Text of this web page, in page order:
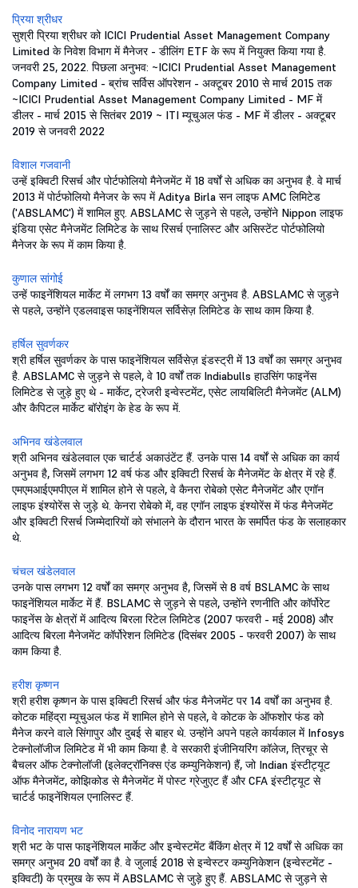
प्रिया श्रीधर
सुश्री प्रिया श्रीधर को ICICI Prudential Asset Management Company
Limited के निवेश विभाग में मैनेजर - डीलिंग ETF के रूप में नियुक्त किया गया है.
जनवरी 25, 2022. पिछला अनुभव: ~ICICI Prudential Asset Management
Company Limited - ब्रांच सर्विस ऑपरेशन - अक्टूबर 2010 से मार्च 2015 तक
~ICICI Prudential Asset Management Company Limited - MF में
डीलर - मार्च 2015 से सितंबर 2019 ~ ITI म्यूचुअल फंड - MF में डीलर - अक्टूबर
2019 से जनवरी 2022
विशाल गजवानी
उन्हें इक्विटी रिसर्च और पोर्टफोलियो मैनेजमेंट में 18 वर्षों से अधिक का अनुभव है. वे मार्च
2013 में पोर्टफोलियो मैनेजर के रूप में Aditya Birla सन लाइफ AMC लिमिटेड
('ABSLAMC') में शामिल हुए. ABSLAMC से जुड़ने से पहले, उन्होंने Nippon लाइफ
इंडिया एसेट मैनेजमेंट लिमिटेड के साथ रिसर्च एनालिस्ट और असिस्टेंट पोर्टफोलियो
मैनेजर के रूप में काम किया है.
कुणाल सांगोई
उन्हें फाइनेंशियल मार्केट में लगभग 13 वर्षों का समग्र अनुभव है. ABSLAMC से जुड़ने
से पहले, उन्होंने एडलवाइस फाइनेंशियल सर्विसेज़ लिमिटेड के साथ काम किया है.
हर्षिल सुवर्णकर
श्री हर्षिल सुवर्णकर के पास फाइनेंशियल सर्विसेज़ इंडस्ट्री में 13 वर्षों का समग्र अनुभव
है. ABSLAMC से जुड़ने से पहले, वे 10 वर्षों तक Indiabulls हाउसिंग फाइनेंस
लिमिटेड से जुड़े हुए थे - मार्केट, ट्रेजरी इन्वेस्टमेंट, एसेट लायबिलिटी मैनेजमेंट (ALM)
और कैपिटल मार्केट बॉरोइंग के हेड के रूप में.
अभिनव खंडेलवाल
श्री अभिनव खंडेलवाल एक चार्टर्ड अकाउंटेंट हैं. उनके पास 14 वर्षों से अधिक का कार्य
अनुभव है, जिसमें लगभग 12 वर्ष फंड और इक्विटी रिसर्च के मैनेजमेंट के क्षेत्र में रहे हैं.
एमएमआईएमपीएल में शामिल होने से पहले, वे कैनरा रोबेको एसेट मैनेजमेंट और एगॉन
लाइफ इंश्योरेंस से जुड़े थे. केनरा रोबेको में, वह एगॉन लाइफ इंश्योरेंस में फंड मैनेजमेंट
और इक्विटी रिसर्च जिम्मेदारियों को संभालने के दौरान भारत के समर्पित फंड के सलाहकार
थे.
चंचल खंडेलवाल
उनके पास लगभग 12 वर्षों का समग्र अनुभव है, जिसमें से 8 वर्ष BSLAMC के साथ
फाइनेंशियल मार्केट में हैं. BSLAMC से जुड़ने से पहले, उन्होंने रणनीति और कॉर्पोरेट
फाइनेंस के क्षेत्रों में आदित्य बिरला रिटेल लिमिटेड (2007 फरवरी - मई 2008) और
आदित्य बिरला मैनेजमेंट कॉर्पोरेशन लिमिटेड (दिसंबर 2005 - फरवरी 2007) के साथ
काम किया है.
हरीश कृष्णन
श्री हरीश कृष्णन के पास इक्विटी रिसर्च और फंड मैनेजमेंट पर 14 वर्षों का अनुभव है.
कोटक महिंद्रा म्यूचुअल फंड में शामिल होने से पहले, वे कोटक के ऑफशोर फंड को
मैनेज करने वाले सिंगापुर और दुबई से बाहर थे. उन्होंने अपने पहले कार्यकाल में Infosys
टेक्नोलॉजीज लिमिटेड में भी काम किया है. वे सरकारी इंजीनियरिंग कॉलेज, त्रिचूर से
बैचलर ऑफ टेक्नोलॉजी (इलेक्ट्रॉनिक्स एंड कम्युनिकेशन) हैं, जो Indian इंस्टीट्यूट
ऑफ मैनेजमेंट, कोझिकोड से मैनेजमेंट में पोस्ट ग्रेजुएट हैं और CFA इंस्टीट्यूट से
चार्टर्ड फाइनेंशियल एनालिस्ट हैं.
विनोद नारायण भट
श्री भट के पास फाइनेंशियल मार्केट और इन्वेस्टमेंट बैंकिंग क्षेत्र में 12 वर्षों से अधिक का
समग्र अनुभव 20 वर्षों का है. वे जुलाई 2018 से इन्वेस्टर कम्युनिकेशन (इन्वेस्टमेंट -
इक्विटी) के प्रमुख के रूप में ABSLAMC से जुड़े हुए हैं. ABSLAMC से जुड़ने से